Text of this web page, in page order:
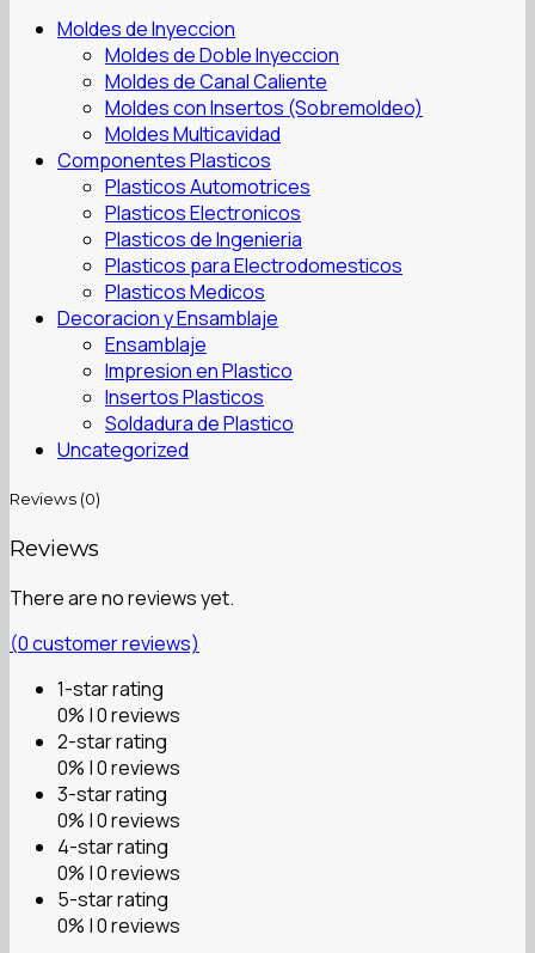
Moldes de Inyeccion
Moldes de Doble Inyeccion
Moldes de Canal Caliente
Moldes con Insertos (Sobremoldeo)
Moldes Multicavidad
Componentes Plasticos
Plasticos Automotrices
Plasticos Electronicos
Plasticos de Ingenieria
Plasticos para Electrodomesticos
Plasticos Medicos
Decoracion y Ensamblaje
Ensamblaje
Impresion en Plastico
Insertos Plasticos
Soldadura de Plastico
Uncategorized
Reviews (0)
Reviews
There are no reviews yet.
(0customer reviews)
1-star rating
0% | 0 reviews
2-star rating
0% | 0 reviews
3-star rating
0% | 0 reviews
4-star rating
0% | 0 reviews
5-star rating
0% | 0 reviews